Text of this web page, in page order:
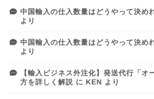
中国輸入の仕入数量はどうやって決め
より
中国輸入の仕入数量はどうやって決め
より
【輸入ビジネス外注化】発送代行「オ
方を詳しく解説 に KEN より